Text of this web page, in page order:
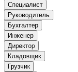
Специалист
Руководитель
Бухгалтер
Инженер
Директор
Кладовщик
Грузчик